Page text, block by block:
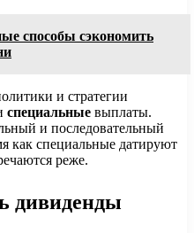
способы сэкономить
и стратегии
специальные выплаты.
и последовательный
как специальные датируют
реже.
дивиденды